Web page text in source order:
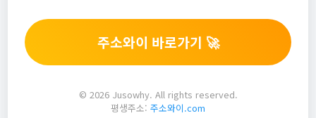
주소와이 바로가기 🚀
© 2026 Jusowhy. All rights reserved.
평생주소: 주소와이.com